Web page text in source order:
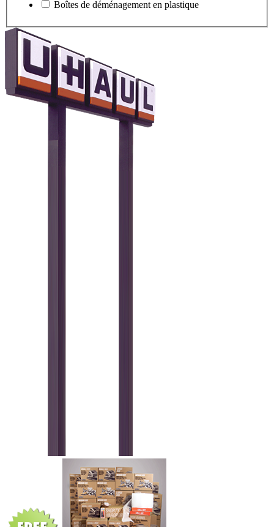
Boîtes de déménagement en plastique